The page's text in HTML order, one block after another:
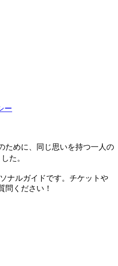
ー
ために、同じ思いを持つ一人の
た。
ナルガイドです。チケットや
問ください！